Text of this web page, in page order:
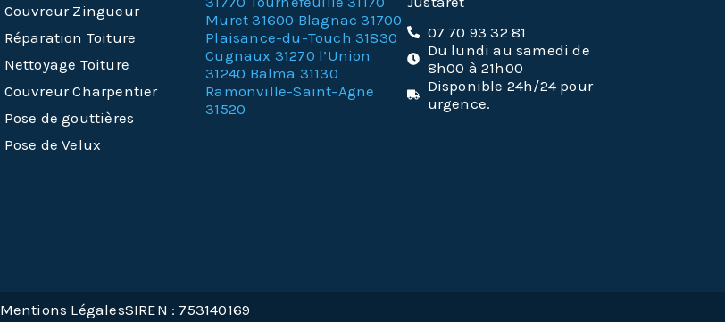
Couvreur Zingueur
Réparation Toiture
Nettoyage Toiture
Couvreur Charpentier
Pose de gouttières
Pose de Velux
Muret 31600 Blagnac 31700
Plaisance-du-Touch 31830
Cugnaux 31270 l’Union
31240 Balma 31130
Ramonville-Saint-Agne
31520
07 70 93 32 81
Du lundi au samedi de
8h00 à 21h00
Disponible 24h/24 pour
urgence.
Mentions LégalesSIREN : 753140169